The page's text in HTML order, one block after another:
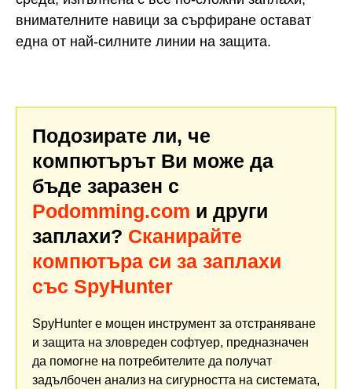
внимателните навици за сърфиране остават
една от най-силните линии на защита.
Подозирате ли, че
компютърът Ви може да
бъде заразен с
Podomming.com и други
заплахи? Сканирайте
компютъра си за заплахи
със SpyHunter
SpyHunter е мощен инструмент за отстраняване
и защита на зловреден софтуер, предназначен
да помогне на потребителите да получат
задълбочен анализ на сигурността на системата,